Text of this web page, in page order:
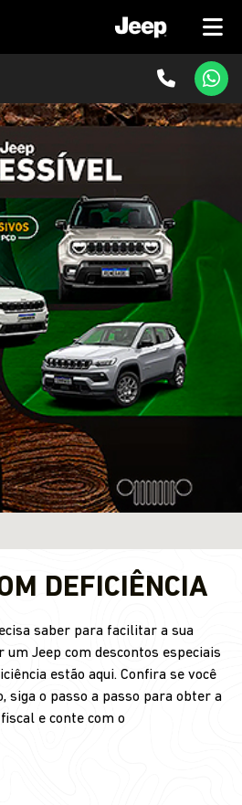
DEFICIÊNCIA
saber para facilitar a sua
um Jeep com descontos especiais
estão aqui. Confira se você
siga o passo a passo para obter a
e conte com o